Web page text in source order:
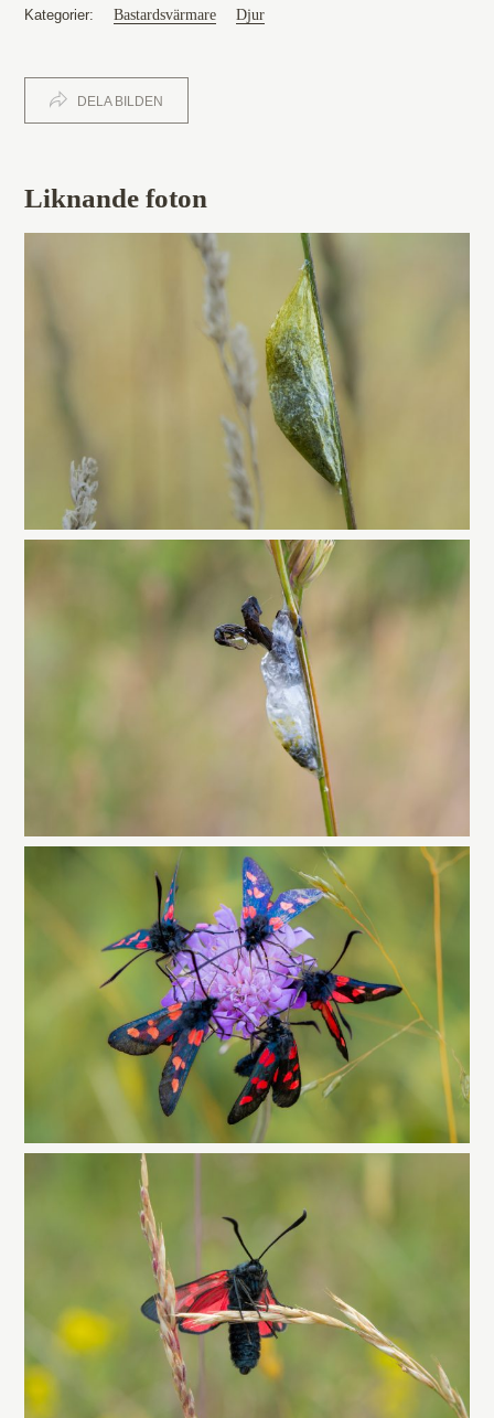
Kategorier: Bastardsvärmare Djur
DELA BILDEN
Liknande foton